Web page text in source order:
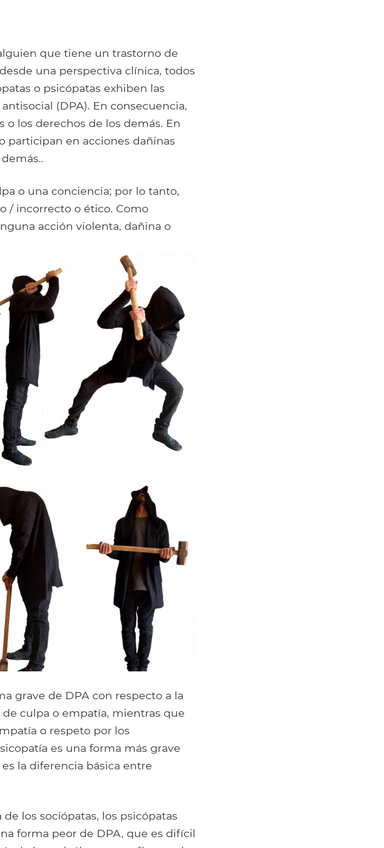
que tiene un trastorno de
una perspectiva clínica, todos
o psicópatas exhiben las
(DPA). En consecuencia,
los derechos de los demás. En
participan en acciones dañinas
o una conciencia; por lo tanto,
/ incorrecto o ético. Como
acción violenta, dañina o
grave de DPA con respecto a la
culpa o empatía, mientras que
o respeto por los
es una forma más grave
la diferencia básica entre
los sociópatas, los psicópatas
forma peor de DPA, que es difícil